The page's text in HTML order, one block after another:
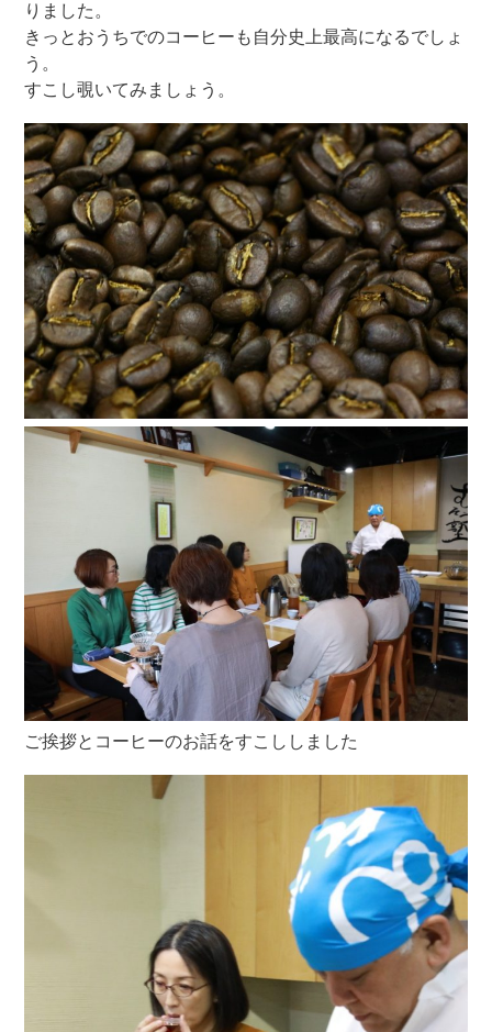
りました。
きっとおうちでのコーヒーも自分史上最高になるでしょ
う。
すこし覗いてみましょう。
ご挨拶とコーヒーのお話をすこししました